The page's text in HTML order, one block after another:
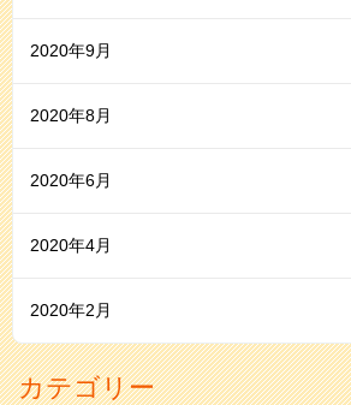
2020年9月
2020年8月
2020年6月
2020年4月
2020年2月
カテゴリー